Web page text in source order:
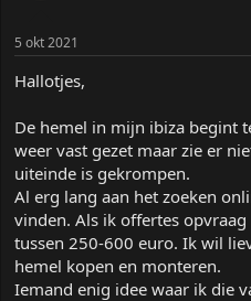
r
s
a
r
t
e
r
5 okt 2021
Hallotjes,
De hemel in mijn ibiza begint
weer vast gezet maar zie er
uiteinde is gekrompen.
Al erg lang aan het zoeken
vinden. Als ik offertes
tussen 250-600 euro. Ik wil
hemel kopen en monteren.
Iemand enig idee waar ik die